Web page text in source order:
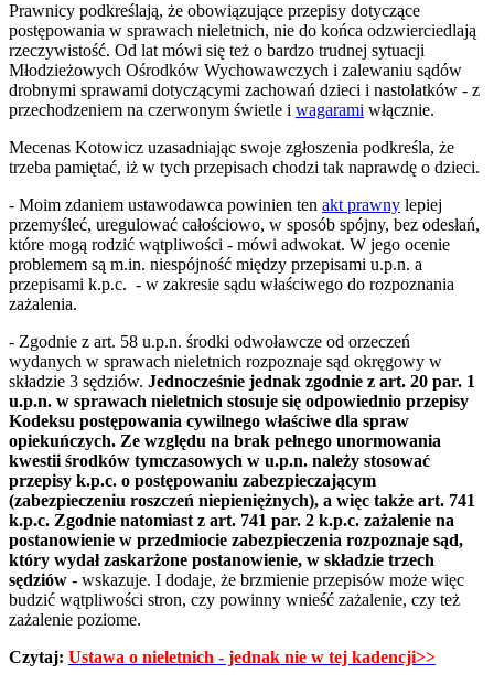
Prawnicy podkreślają, że obowiązujące przepisy dotyczące
postępowania w sprawach nieletnich, nie do końca odzwierciedlają
rzeczywistość. Od lat mówi się też o bardzo trudnej sytuacji
Młodzieżowych Ośrodków Wychowawczych i zalewaniu sądów
drobnymi sprawami dotyczącymi zachowań dzieci i nastolatków - z
przechodzeniem na czerwonym świetle i wagarami włącznie.
Mecenas Kotowicz uzasadniając swoje zgłoszenia podkreśla, że
trzeba pamiętać, iż w tych przepisach chodzi tak naprawdę o dzieci.
- Moim zdaniem ustawodawca powinien ten akt prawny lepiej
przemyśleć, uregulować całościowo, w sposób spójny, bez odesłań,
które mogą rodzić wątpliwości - mówi adwokat. W jego ocenie
problemem są m.in. niespójność między przepisami u.p.n. a
przepisami k.p.c. - w zakresie sądu właściwego do rozpoznania
zażalenia.
- Zgodnie z art. 58 u.p.n. środki odwoławcze od orzeczeń
wydanych w sprawach nieletnich rozpoznaje sąd okręgowy w
składzie 3 sędziów. Jednocześnie jednak zgodnie z art. 20 par. 1
u.p.n. w sprawach nieletnich stosuje się odpowiednio przepisy
Kodeksu postępowania cywilnego właściwe dla spraw
opiekuńczych. Ze względu na brak pełnego unormowania
kwestii środków tymczasowych w u.p.n. należy stosować
przepisy k.p.c. o postępowaniu zabezpieczającym
(zabezpieczeniu roszczeń niepieniężnych), a więc także art. 741
k.p.c. Zgodnie natomiast z art. 741 par. 2 k.p.c. zażalenie na
postanowienie w przedmiocie zabezpieczenia rozpoznaje sąd,
który wydał zaskarżone postanowienie, w składzie trzech
sędziów - wskazuje. I dodaje, że brzmienie przepisów może więc
budzić wątpliwości stron, czy powinny wnieść zażalenie, czy też
zażalenie poziome.
Czytaj: Ustawa o nieletnich - jednak nie w tej kadencji>>